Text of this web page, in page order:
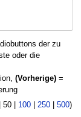
der zu
oder die
(Vorherige)=
50| 100| 250| 500)